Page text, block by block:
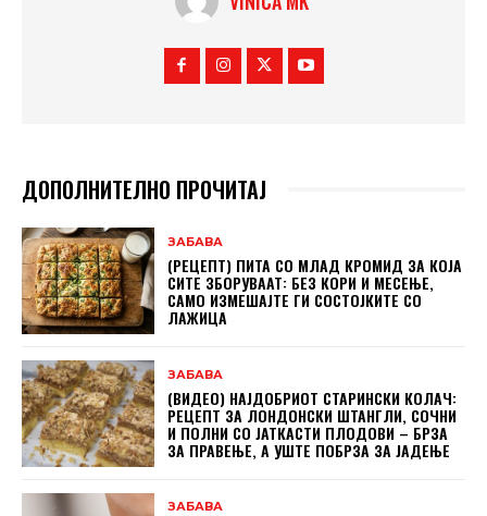
ДОПОЛНИТЕЛНО ПРОЧИТАЈ
ЗАБАВА
(РЕЦЕПТ) ПИТА СО МЛАД КРОМИД ЗА КОЈА
СИТЕ ЗБОРУВААТ: БЕЗ КОРИ И МЕСЕЊЕ,
САМО ИЗМЕШАЈТЕ ГИ СОСТОЈКИТЕ СО
ЛАЖИЦА
ЗАБАВА
(ВИДЕО) НАЈДОБРИОТ СТАРИНСКИ КОЛАЧ:
РЕЦЕПТ ЗА ЛОНДОНСКИ ШТАНГЛИ, СОЧНИ
И ПОЛНИ СО ЈАТКАСТИ ПЛОДОВИ – БРЗА
ЗА ПРАВЕЊЕ, А УШТЕ ПОБРЗА ЗА ЈАДЕЊЕ
ЗАБАВА